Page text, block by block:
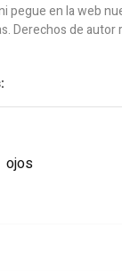
en la web
Derechos de autor
ojos